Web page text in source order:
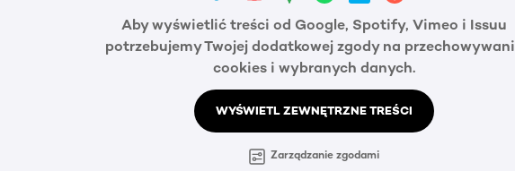
Aby wyświetlić treści od Google, Spotify, Vimeo i Issuu
potrzebujemy Twojej dodatkowej zgody na
cookies i wybranych danych.
WYŚWIETL ZEWNĘTRZNE TREŚCI
Zarządzanie zgodami